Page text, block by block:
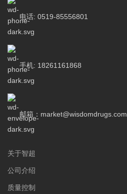
电话: 0519-85556801
手机: 18261161868
邮箱：market@wisdomdrugs.com
关于智超
公司介绍
质量控制